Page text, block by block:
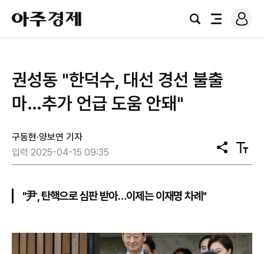
아
주
경
검
전
로
그
권성동 "한덕수, 대선 경선 불출
마…추가 언급 도움 안돼"
구동현·양보연 기자
입력 2025-04-15 09:35
공
유
텍
스
"尹, 탄핵으로 심판 받아…이제는 이재명 차례"